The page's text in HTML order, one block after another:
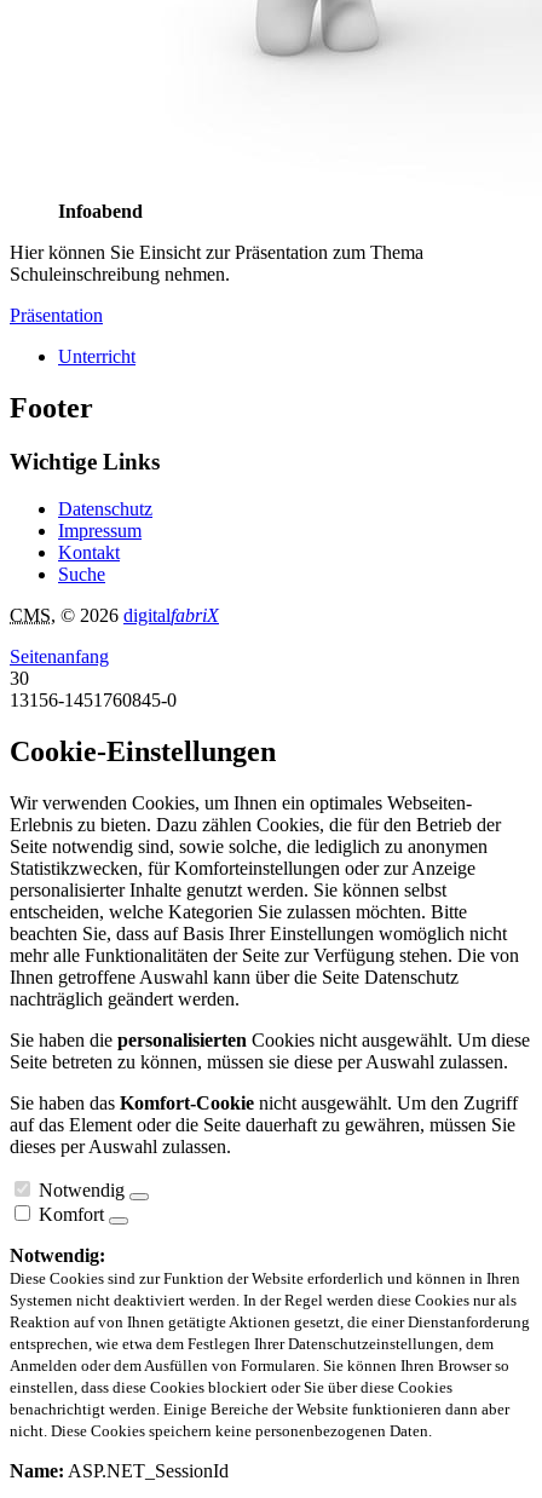
Infoabend
Hier können Sie Einsicht zur Präsentation zum Thema
Schuleinschreibung nehmen.
Präsentation
Unterricht
Footer
Wichtige Links
Datenschutz
Impressum
Kontakt
Suche
CMS, © 2026 digitalfabriX
Seitenanfang
30
13156-1451760845-0
Cookie-Einstellungen
Wir verwenden Cookies, um Ihnen ein optimales Webseiten-
Erlebnis zu bieten. Dazu zählen Cookies, die für den Betrieb der
Seite notwendig sind, sowie solche, die lediglich zu anonymen
Statistikzwecken, für Komforteinstellungen oder zur Anzeige
personalisierter Inhalte genutzt werden. Sie können selbst
entscheiden, welche Kategorien Sie zulassen möchten. Bitte
beachten Sie, dass auf Basis Ihrer Einstellungen womöglich nicht
mehr alle Funktionalitäten der Seite zur Verfügung stehen. Die von
Ihnen getroffene Auswahl kann über die Seite Datenschutz
nachträglich geändert werden.
Sie haben die personalisierten Cookies nicht ausgewählt. Um diese
Seite betreten zu können, müssen sie diese per Auswahl zulassen.
Sie haben das Komfort-Cookie nicht ausgewählt. Um den Zugriff
auf das Element oder die Seite dauerhaft zu gewähren, müssen Sie
dieses per Auswahl zulassen.
Notwendig
Komfort
Notwendig:
Diese Cookies sind zur Funktion der Website erforderlich und können in Ihren
Systemen nicht deaktiviert werden. In der Regel werden diese Cookies nur als
Reaktion auf von Ihnen getätigte Aktionen gesetzt, die einer Dienstanforderung
entsprechen, wie etwa dem Festlegen Ihrer Datenschutzeinstellungen, dem
Anmelden oder dem Ausfüllen von Formularen. Sie können Ihren Browser so
einstellen, dass diese Cookies blockiert oder Sie über diese Cookies
benachrichtigt werden. Einige Bereiche der Website funktionieren dann aber
nicht. Diese Cookies speichern keine personenbezogenen Daten.
Name: ASP.NET_SessionId